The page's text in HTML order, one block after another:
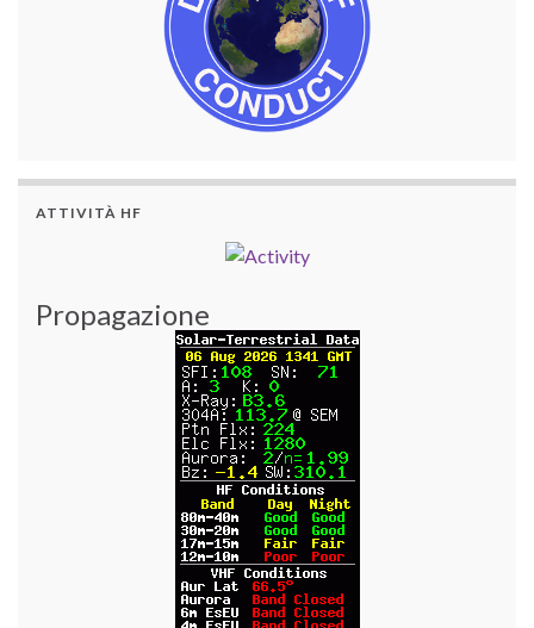
ATTIVITÀ HF
Propagazione